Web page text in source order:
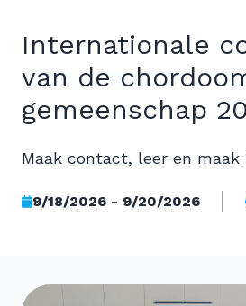
Internationale
van de
gemeenschap
Maak contact, leer en
9/18/2026 - 9/20/2026